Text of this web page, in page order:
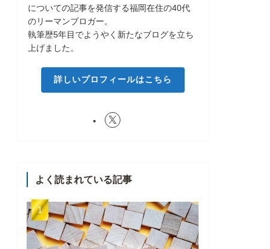
についての記事を発信する福岡在住の40代
のリーマンブロガー。
執筆歴5年目でようやく新たなブログを立ち
上げました。
詳しいプロフィールはこちら
よく読まれている記事